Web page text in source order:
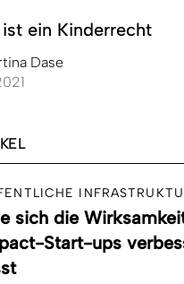
ein Kinderrecht
Dase
sich die
Start-ups